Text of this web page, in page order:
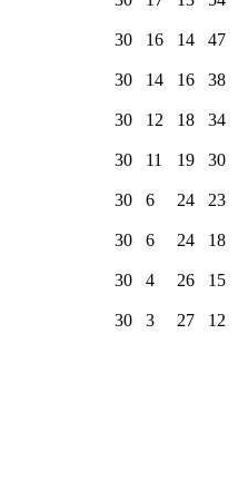
30 16 14 47
30 14 16 38
30 12 18 34
30 11 19 30
30 6 24 23
30 6 24 18
30 4 26 15
30 3 27 12